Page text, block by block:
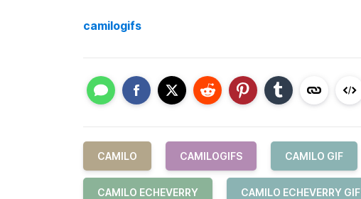
camilogifs
CAMILO CAMILOGIFS CAMILO GIF
CAMILO ECHEVERRY CAMILO ECHEVERRY GIF